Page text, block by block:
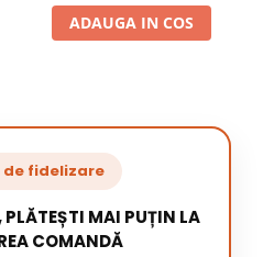
ADAUGA IN COS
de fidelizare
MAI PUȚIN LA
COMANDĂ